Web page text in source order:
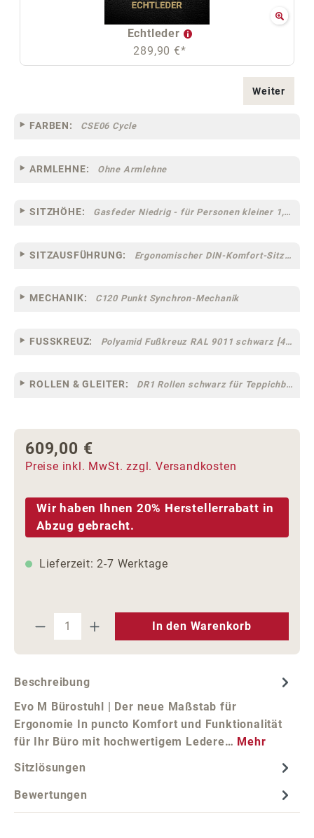
Echtleder
289,90 €*
Weiter
FARBEN: CSE06 Cycle
ARMLEHNE: Ohne Armlehne
SITZHÖHE: Gasfeder Niedrig - für Personen kleiner 1,60 m
SITZAUSFÜHRUNG: Ergonomischer DIN-Komfort-Sitz [75]
MECHANIK: C120 Punkt Synchron-Mechanik
FUSSKREUZ: Polyamid Fußkreuz RAL 9011 schwarz [44]
ROLLEN & GLEITER: DR1 Rollen schwarz für Teppichböden [10]
Regulärer Preis:
609,00 €
Preise inkl. MwSt. zzgl. Versandkosten
Wir haben Ihnen 20% Herstellerrabatt in
Abzug gebracht.
Lieferzeit: 2-7 Werktage
Produkt Anzahl: Gib den
In den Warenkorb
Beschreibung
Evo M Bürostuhl | Der neue Maßstab für
Ergonomie In puncto Komfort und Funktionalität
für Ihr Büro mit hochwertigem Ledere… Mehr
Sitzlösungen
Bewertungen